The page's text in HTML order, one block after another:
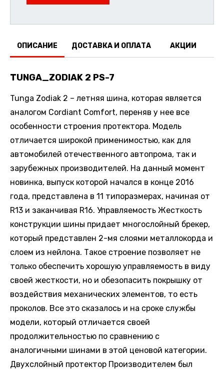
ОПИСАНИЕ ДОСТАВКА И ОПЛАТА АКЦИИ
TUNGA_ZODIAK 2 PS-7
Tunga Zodiak 2 – летняя шина, которая является
аналогом Cordiant Comfort, переняв у нее все
особенности строения протектора. Модель
отличается широкой применимостью, как для
автомобилей отечественного автопрома, так и
зарубежных производителей. На данный момент
новинка, выпуск которой начался в конце 2016
года, представлена в 11 типоразмерах, начиная от
R13 и заканчивая R16. Управляемость Жесткость
конструкции шины придает многослойный брекер,
который представлен 2-мя слоями металлокорда и
слоем из нейлона. Такое строение позволяет не
только обеспечить хорошую управляемость в виду
своей жесткости, но и обезопасить покрышку от
воздействия механических элементов, то есть
проколов. Все это сказалось и на сроке службы
модели, который отличается своей
продолжительностью по сравнению с
аналогичными шинами в этой ценовой категории.
Двухслойный протектор Производителем был